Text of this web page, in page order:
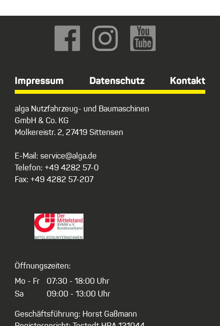
Impressum Datenschutz Kontakt
alga Nutzfahrzeug- und Baumaschinen
GmbH & Co. KG
Molkereistr. 2, 27419 Sittensen
E-Mail: service@alga.de
Telefon: +49 4282 57-0
Fax: +49 4282 57-207
Öffnungszeiten:
Mo - Fr
Sa
07:30 - 18:00 Uhr
09:00 - 13:00 Uhr
Geschäftsführung: Horst Gaßmann